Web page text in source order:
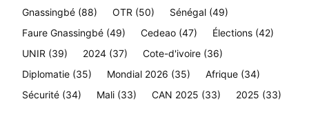
Gnassingbé (88) OTR (50) Sénégal (49)
Faure Gnassingbé (49) Cedeao (47) Élections (42)
UNIR (39) 2024 (37) Cote-d'ivoire (36)
Diplomatie (35) Mondial 2026 (35) Afrique (34)
Sécurité (34) Mali (33) CAN 2025 (33) 2025 (33)